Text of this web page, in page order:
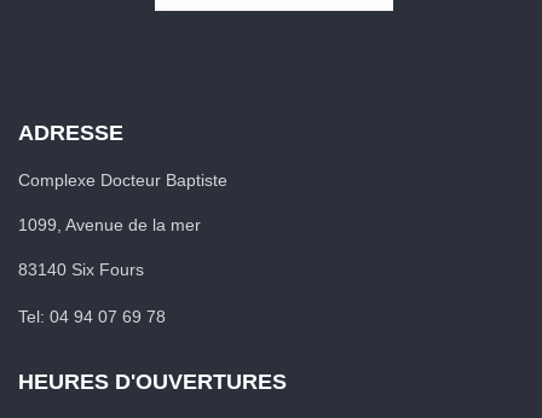
ADRESSE
Complexe Docteur Baptiste
1099, Avenue de la mer
83140 Six Fours
Tel: 04 94 07 69 78
HEURES D'OUVERTURES